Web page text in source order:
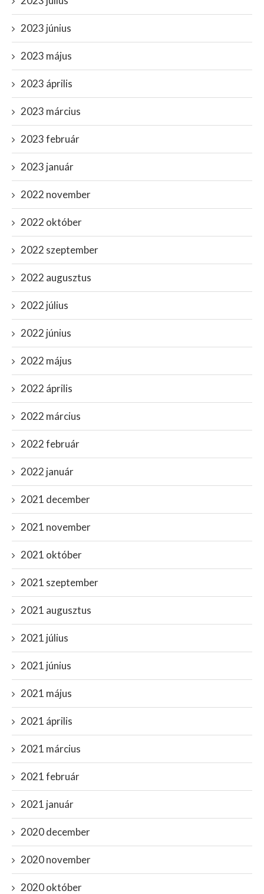
2023 június
2023 május
2023 április
2023 március
2023 február
2023 január
2022 november
2022 október
2022 szeptember
2022 augusztus
2022 július
2022 június
2022 május
2022 április
2022 március
2022 február
2022 január
2021 december
2021 november
2021 október
2021 szeptember
2021 augusztus
2021 július
2021 június
2021 május
2021 április
2021 március
2021 február
2021 január
2020 december
2020 november
2020 október